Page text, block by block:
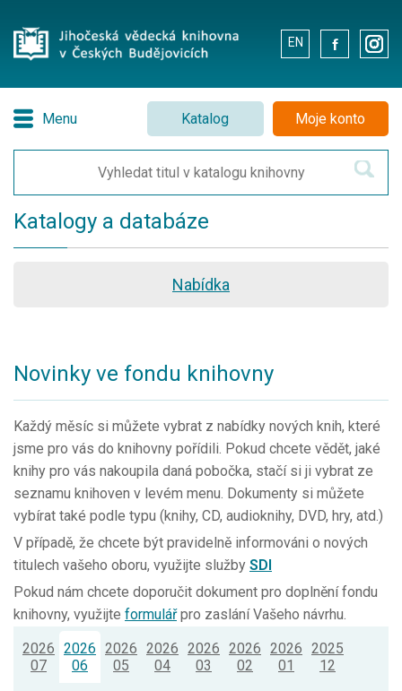
EN . .
Menu Katalog Moje konto
Katalogy a databáze
Nabídka
Novinky ve fondu knihovny
Každý měsíc si můžete vybrat z nabídky nových knih, které
jsme pro vás do knihovny pořídili. Pokud chcete vědět, jaké
knihy pro vás nakoupila daná pobočka, stačí si ji vybrat ze
seznamu knihoven v levém menu. Dokumenty si můžete
vybírat také podle typu (knihy, CD, audioknihy, DVD, hry, atd.)
V případě, že chcete být pravidelně informováni o nových
titulech vašeho oboru, využijte služby SDI
Pokud nám chcete doporučit dokument pro doplnění fondu
knihovny, využijte formulářpro zaslání Vašeho návrhu.
2026
07
2026
06
2026
05
2026
04
2026
03
2026
02
2026
01
2025
12